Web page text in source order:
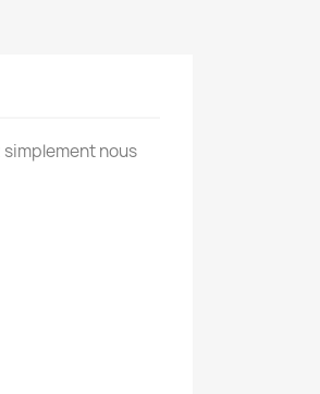
nous